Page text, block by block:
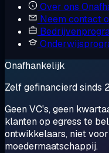
Over ons
Neem contact
Onafhankelijk
Zelf gefinancierd sinds
Geen VC's, geen
klanten op egress te
ontwikkelaars, niet
moedermaatschappij.